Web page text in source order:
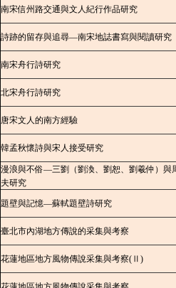
南宋信州路交通與文人紀行作品研究
詩跡的留存與追尋—南宋地誌書寫與閱讀研究
南宋舟行詩研究
北宋舟行詩研究
唐宋文人的南方經驗
韓孟秋懷詩與宋人接受研究
漫浪與不俗—三劉（劉渙、劉恕、劉羲仲）與
夫研究
題壁與記憶—蘇軾題壁詩研究
臺北市內湖地方傳說的采集與考察
花蓮地區地方風物傳說采集與考察(Ⅱ)